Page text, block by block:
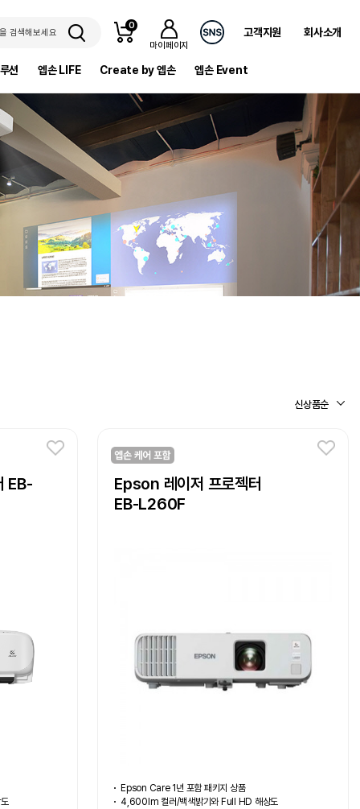
검색해보세요
0
마이페이지
고객지원 회사소개
션 엡손 LIFE Create by 엡손 엡손 Event
EB-
Epson 레이저 프로젝터
EB-L260F
Epson Care 1년 포함 패키지 상품
4,600lm 컬러/백색밝기와 Full HD 해상도